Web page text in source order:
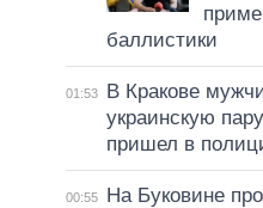
баллистики
01:53
В Кракове
украинскую
пришел в
00:55
На Буковине